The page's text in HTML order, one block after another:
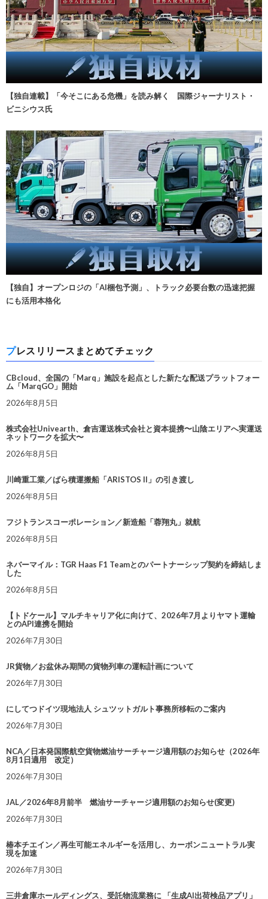
【独自連載】「今そこにある危機」を読み解く 国際ジャーナリスト・
ビニシウス氏
【独自】オープンロジの「AI梱包予測」、トラック必要台数の迅速把握
にも活用本格化
プレスリリースまとめてチェック
CBcloud、全国の「Marq」施設を起点とした新たな配送プラットフォー
ム「MarqGO」開始
2026年8月5日
株式会社Univearth、倉吉運送株式会社と資本提携〜山陰エリアへ実運送
ネットワークを拡大〜
2026年8月5日
川崎重工業／ばら積運搬船「ARISTOS II」の引き渡し
2026年8月5日
フジトランスコーポレーション／新造船「蓉翔丸」就航
2026年8月5日
ネバーマイル：TGR Haas F1 Teamとのパートナーシップ契約を締結しま
した
2026年8月5日
【トドケール】マルチキャリア化に向けて、2026年7月よりヤマト運輸
とのAPI連携を開始
2026年7月30日
JR貨物／お盆休み期間の貨物列車の運転計画について
2026年7月30日
にしてつドイツ現地法人 シュツットガルト事務所移転のご案内
2026年7月30日
NCA／日本発国際航空貨物燃油サーチャージ適用額のお知らせ（2026年
8月1日適用 改定）
2026年7月30日
JAL／2026年8月前半 燃油サーチャージ適用額のお知らせ(変更)
2026年7月30日
椿本チエイン／再生可能エネルギーを活用し、カーボンニュートラル実
現を加速
2026年7月30日
三井倉庫ホールディングス、受託物流業務に 「生成AI出荷検品アプリ」